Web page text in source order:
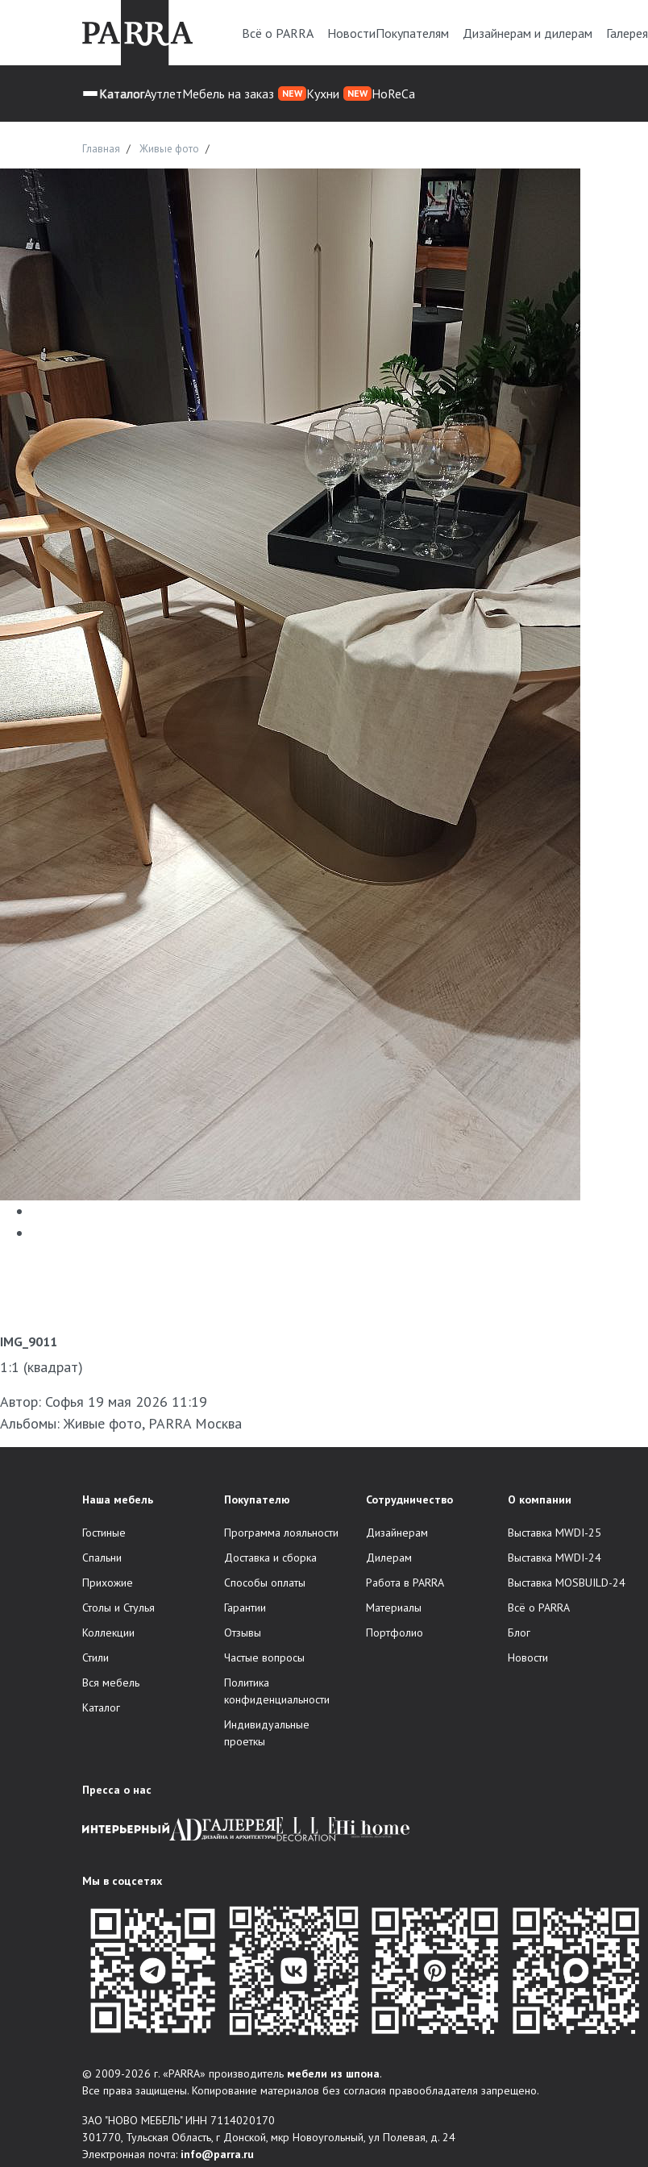
Всё о PARRA НовостиПокупателям Дизайнерам и дилерам Галерея
КаталогАутлетМебель на заказ NEW Кухни NEW HoReCa
Главная Живые фото
IMG_9011
1:1 (квадрат)
Автор: Софья 19 мая 2026 11:19
Альбомы:Живые фото, PARRA Москва
Наша мебель
Гостиные
Спальни
Прихожие
Столы и Стулья
Коллекции
Стили
Вся мебель
Каталог
Покупателю
Программа лояльности
Доставка и сборка
Способы оплаты
Гарантии
Отзывы
Частые вопросы
Политика
конфиденциальности
Индивидуальные
проеткы
Сотрудничество
Дизайнерам
Дилерам
Работа в PARRA
Материалы
Портфолио
О компании
Выставка MWDI-25
Выставка MWDI-24
Выставка MOSBUILD-24
Всё о PARRA
Блог
Новости
Пресса о нас
Мы в соцсетях
© 2009-2026 г. «PARRA» производитель мебели из шпона.
Все права защищены. Копирование материалов без согласия правообладателя запрещено.
ЗАО "НОВО МЕБЕЛЬ" ИНН 7114020170
301770, Тульская Область, г Донской, мкр Новоугольный, ул Полевая, д. 24
Электронная почта: info@parra.ru